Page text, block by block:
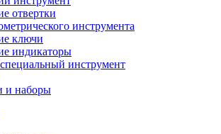
отвертки
инструмента
ключи
индикаторы
инструмент
и наборы